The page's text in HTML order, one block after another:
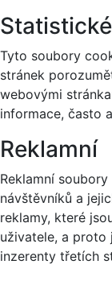
Tyto soubory
stránek
webovými
informace, často
Reklamní
Reklamní
návštěvníků a
reklamy, které
uživatele, a proto
inzerenty třetích